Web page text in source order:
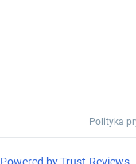
Polityka
Powered byTrust.Reviews